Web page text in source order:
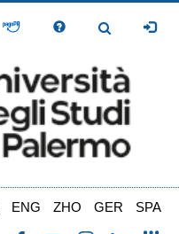
Toggle
ENG ZHO GER SPA